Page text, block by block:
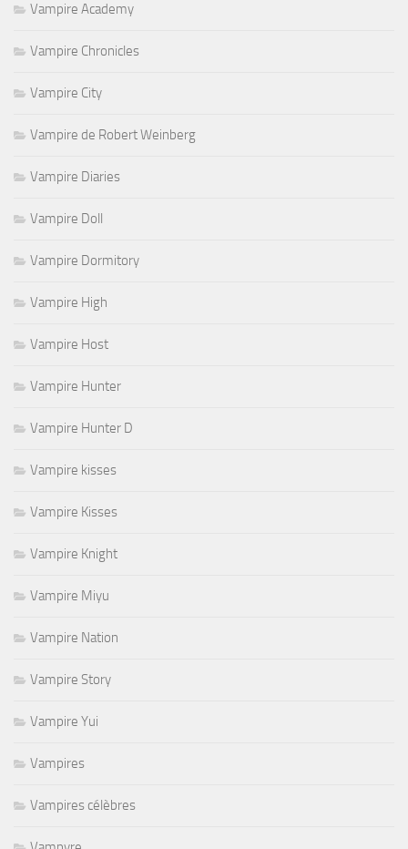
Vampire Academy
Vampire Chronicles
Vampire City
Vampire de Robert Weinberg
Vampire Diaries
Vampire Doll
Vampire Dormitory
Vampire High
Vampire Host
Vampire Hunter
Vampire Hunter D
Vampire kisses
Vampire Kisses
Vampire Knight
Vampire Miyu
Vampire Nation
Vampire Story
Vampire Yui
Vampires
Vampires célèbres